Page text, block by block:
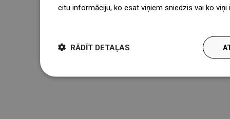
citu informāciju, ko esat viņiem sniedzis vai ko
RĀDĪT DETAĻAS